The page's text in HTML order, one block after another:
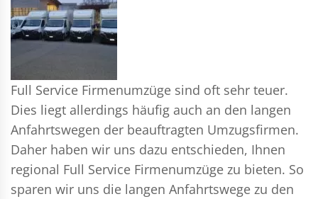
Full Service Firmenumzüge sind oft sehr teuer.
Dies liegt allerdings häufig auch an den langen
Anfahrtswegen der beauftragten Umzugsfirmen.
Daher haben wir uns dazu entschieden, Ihnen
regional Full Service Firmenumzüge zu bieten. So
sparen wir uns die langen Anfahrtswege zu den